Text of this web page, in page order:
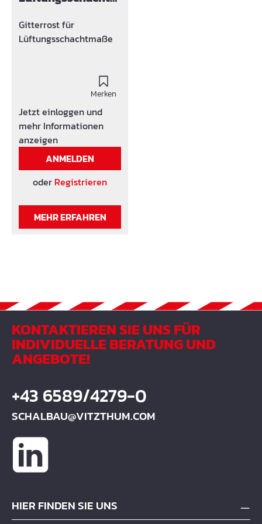
sich erheblich, was
einen hellen,
ungetrübten Blick aus
dem Keller ermöglicht.
unverstärkt (30/30) und
angeboten.
Gitterrost für
Lüftungsschachtmaße
Merken
Jetzt einloggen und
mehr Informationen
anzeigen
ANMELDEN
oder Registrieren
MEHR ERFAHREN
KONTAKTIEREN SIE UNS FÜR
INDIVIDUELLE BERATUNG UND
ANGEBOTE!
+43 6589/4279-0
SCHALBAU@VITZTHUM.COM
HIER FINDEN SIE UNS